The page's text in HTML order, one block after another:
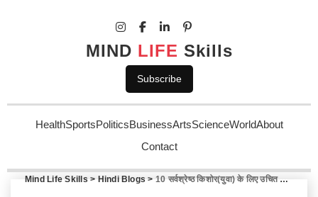
MIND LIFE Skills
Subscribe
HealthSportsPoliticsBusinessArtsScienceWorldAbout
Contact
Mind Life Skills > Hindi Blogs > 10 सर्वश्रेष्ठ किशोर(युवा) के लिए उचित विश्राम तकनीक